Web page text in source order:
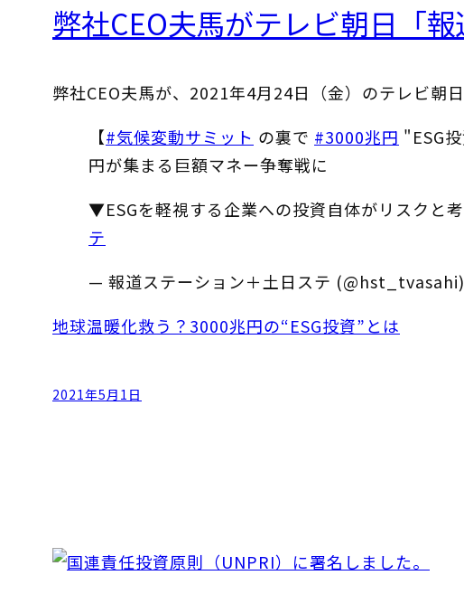
弊社CEO夫馬がテレビ朝日「
弊社CEO夫馬が、2021年4月24日（金）のテレビ朝
【#気候変動サミット の裏で #3000兆円 "ESG
円が集まる巨額マネー争奪戦に
▼ESGを軽視する企業への投資自体がリスクと
テ
— 報道ステーション＋土日ステ
地球温暖化救う？3000兆円の“ESG投資”とは
2021年5月1日